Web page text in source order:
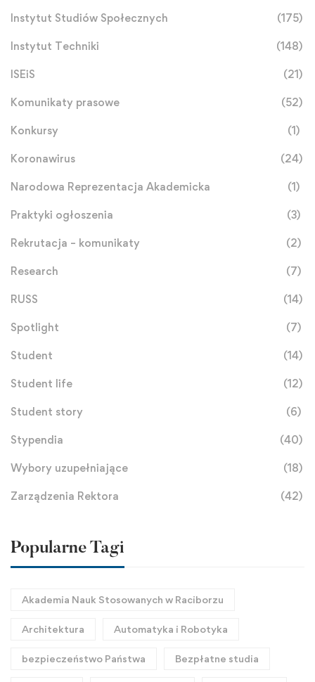
Instytut Studiów Społecznych (175)
Instytut Techniki (148)
ISEiS (21)
Komunikaty prasowe (52)
Konkursy (1)
Koronawirus (24)
Narodowa Reprezentacja Akademicka (1)
Praktyki ogłoszenia (3)
Rekrutacja – komunikaty (2)
Research (7)
RUSS (14)
Spotlight (7)
Student (14)
Student life (12)
Student story (6)
Stypendia (40)
Wybory uzupełniające (18)
Zarządzenia Rektora (42)
Popularne Tagi
Akademia Nauk Stosowanych w Raciborzu
Architektura Automatyka i Robotyka
bezpieczeństwo Państwa Bezpłatne studia